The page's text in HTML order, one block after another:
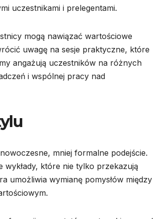
uczestnikami i prelegentami.
mogą nawiązać wartościowe
uwagę na sesje praktyczne, które
angażują uczestników na różnych
i wspólnej pracy nad
mniej formalne podejście.
wykłady, które nie tylko przekazują
umożliwia wymianę pomysłów między